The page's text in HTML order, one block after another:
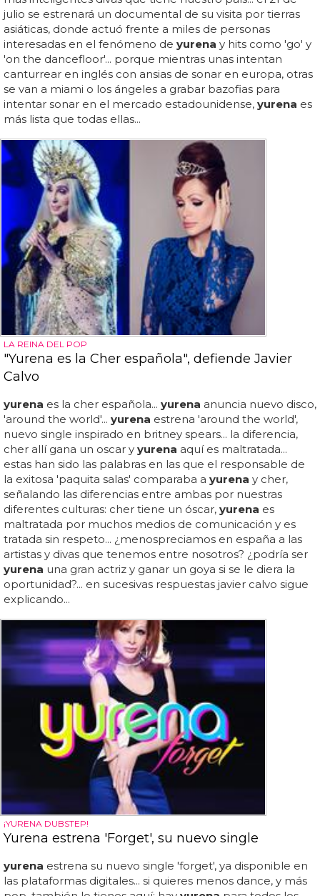
julio se estrenará un documental de su visita por tierras
asiáticas, donde actuó frente a miles de personas
interesadas en el fenómeno de yurena y hits como 'go' y
'on the dancefloor'... porque mientras unas intentan
canturrear en inglés con ansias de sonar en europa, otras
se van a miami o los ángeles a grabar bazofias para
intentar sonar en el mercado estadounidense, yurena es
más lista que todas ellas...
LA REINA DEL POP
"Yurena es la Cher española", defiende Javier
Calvo
yurena es la cher española... yurena anuncia nuevo disco,
'around the world'... yurena estrena 'around the world',
nuevo single inspirado en britney spears... la diferencia,
cher allí gana un oscar y yurena aquí es maltratada...
estas han sido las palabras en las que el responsable de
la exitosa 'paquita salas' comparaba a yurena y cher,
señalando las diferencias entre ambas por nuestras
diferentes culturas: cher tiene un óscar, yurena es
maltratada por muchos medios de comunicación y es
tratada sin respeto... ¿menospreciamos en españa a las
artistas y divas que tenemos entre nosotros? ¿podría ser
yurena una gran actriz y ganar un goya si se le diera la
oportunidad?... en sucesivas respuestas javier calvo sigue
explicando...
¡YURENA DUBSTEP!
Yurena estrena 'Forget', su nuevo single
yurena estrena su nuevo single 'forget', ya disponible en
las plataformas digitales... si quieres menos dance, y más